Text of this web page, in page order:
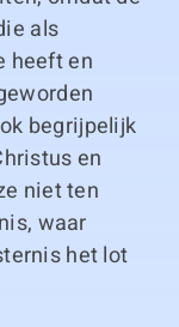
als
heeft en
begrijpelijk
en
niet ten
waar
het lot